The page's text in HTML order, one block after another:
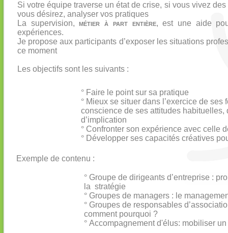
Si votre équipe traverse un état de crise, si vous vivez
vous désirez, analyser vos pratiques
La supervision,métier à part entière, est une aide
expériences.
Je propose aux participants d’exposer les situations
ce moment
Les objectifs sont les suivants :
° Faire le point sur sa pratique
° Mieux se situer dans l’exercice de
conscience de ses attitudes
d’implication
° Confronter son expérience avec celle
° Développer ses capacités créatives
Exemple de contenu :
° Groupe de dirigeants d’entreprise :
la stratégie
° Groupes de managers : le
° Groupes de responsables
comment pourquoi ?
° Accompagnement d'élus: mobiliser